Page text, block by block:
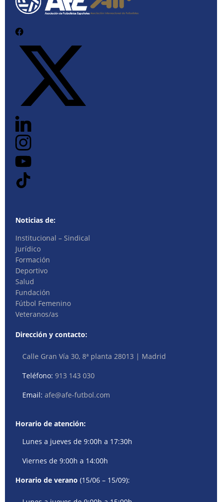
Noticias de:
Institucional – Sindical
Jurídico
Formación
Deportivo
Salud
Fundación
Fútbol Femenino
Veteranos/as
Dirección y contacto:
Calle Gran Vía 30, 8ª planta 28013 | Madrid
Teléfono:913 143 030
Email:afe@afe-futbol.com
Horario de atención:
Lunes a jueves de 9:00h a 17:30h
Viernes de 9:00h a 14:00h
Horario de verano (15/06 – 15/09):